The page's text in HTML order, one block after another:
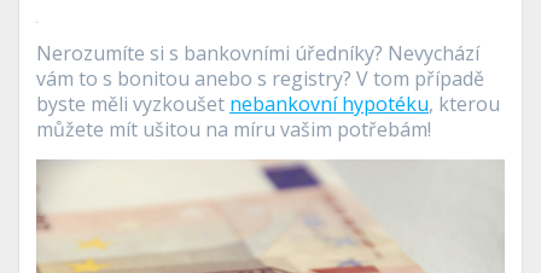
Nerozumíte si s bankovními úředníky? Nevychází
vám to s bonitou anebo s registry? V tom případě
byste měli vyzkoušet nebankovní hypotéku, kterou
můžete mít ušitou na míru vašim potřebám!